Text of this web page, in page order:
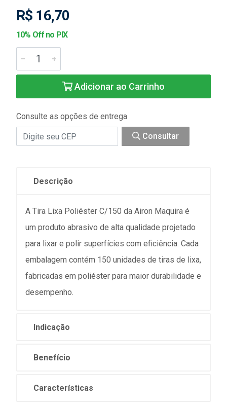
R$ 16,70
10% Off no PIX
Adicionar ao Carrinho
Consulte as opções de entrega
Consultar
Descrição
A Tira Lixa Poliéster C/150 da Airon Maquira é
um produto abrasivo de alta qualidade projetado
para lixar e polir superfícies com eficiência. Cada
embalagem contém 150 unidades de tiras de lixa,
fabricadas em poliéster para maior durabilidade e
desempenho.
Indicação
Benefício
Características